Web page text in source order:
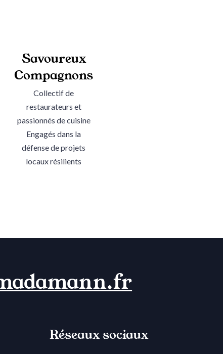
Savoureux
Compagnons
Collectif de
restaurateurs et
passionnés de cuisine
Engagés dans la
défense de projets
locaux résilients
Réseaux sociaux